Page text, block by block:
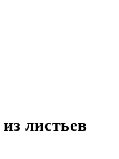
листьев